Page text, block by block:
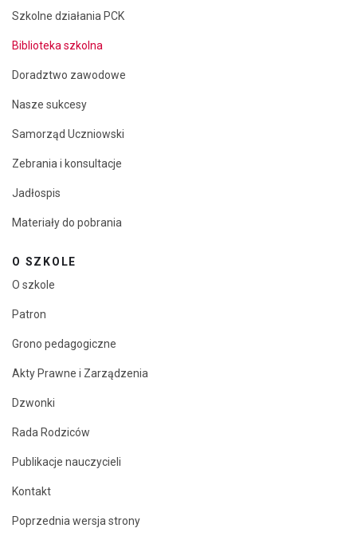
Szkolne działania PCK
Biblioteka szkolna
Doradztwo zawodowe
Nasze sukcesy
Samorząd Uczniowski
Zebrania i konsultacje
Jadłospis
Materiały do pobrania
O SZKOLE
O szkole
Patron
Grono pedagogiczne
Akty Prawne i Zarządzenia
Dzwonki
Rada Rodziców
Publikacje nauczycieli
Kontakt
Poprzednia wersja strony